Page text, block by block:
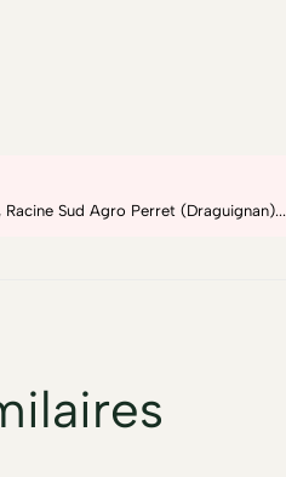
Sud Agro Perret (Draguignan)...